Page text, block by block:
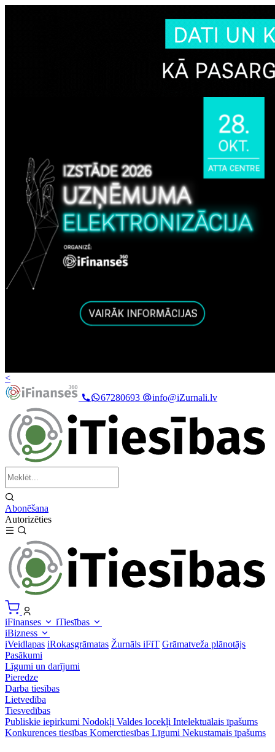
<
67280693
info@iZurnali.lv
Abonēšana
Autorizēties
iFinanses
iTiesības
iBizness
iVeidlapas iRokasgrāmatas Žurnāls iFiT Grāmatveža plānotājs
Pasākumi
Līgumi un darījumi
Pieredze
Darba tiesības
Lietvedība
Tiesvedības
Publiskie iepirkumi Nodokļi Valdes locekļi Intelektuālais īpašums
Konkurences tiesības Komerctiesības Līgumi Nekustamais īpašums